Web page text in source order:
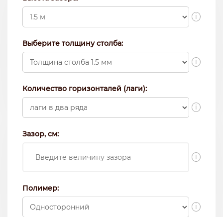
i
Выберите толщину столба:
i
Количество горизонталей (лаги):
i
Зазор, см:
i
Полимер:
i